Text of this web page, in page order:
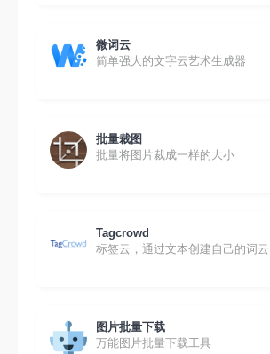
微词云
简单强大的文字云艺术生成器
批量裁图
批量将图片裁成一样的大小
Tagcrowd
标签云，通过文本创建自己的词云
图片批量下载
万能图片批量下载工具